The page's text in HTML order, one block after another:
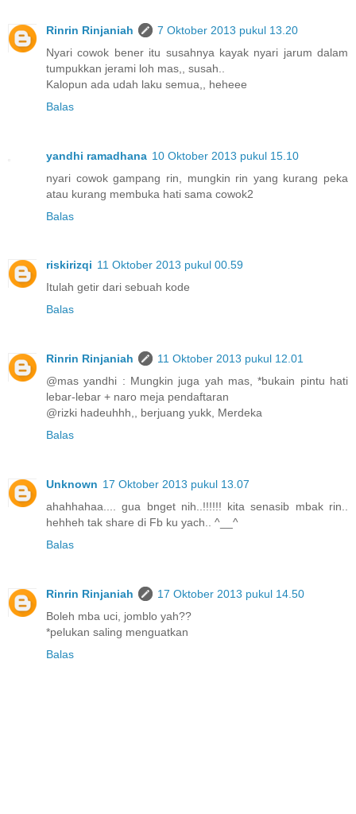
Rinrin Rinjaniah
7 Oktober 2013 pukul 13.20
Nyari cowok bener itu susahnya kayak nyari jarum dalam
tumpukkan jerami loh mas,, susah..
Kalopun ada udah laku semua,, heheee
Balas
yandhi ramadhana 10 Oktober 2013 pukul 15.10
nyari cowok gampang rin, mungkin rin yang kurang peka
atau kurang membuka hati sama cowok2
Balas
riskirizqi 11 Oktober 2013 pukul 00.59
Itulah getir dari sebuah kode
Balas
Rinrin Rinjaniah
11 Oktober 2013 pukul 12.01
@mas yandhi : Mungkin juga yah mas, *bukain pintu hati
lebar-lebar + naro meja pendaftaran
@rizki hadeuhhh,, berjuang yukk, Merdeka
Balas
Unknown 17 Oktober 2013 pukul 13.07
ahahhahaa.... gua bnget nih..!!!!!! kita senasib mbak rin..
hehheh tak share di Fb ku yach.. ^__^
Balas
Rinrin Rinjaniah
17 Oktober 2013 pukul 14.50
Boleh mba uci, jomblo yah??
*pelukan saling menguatkan
Balas